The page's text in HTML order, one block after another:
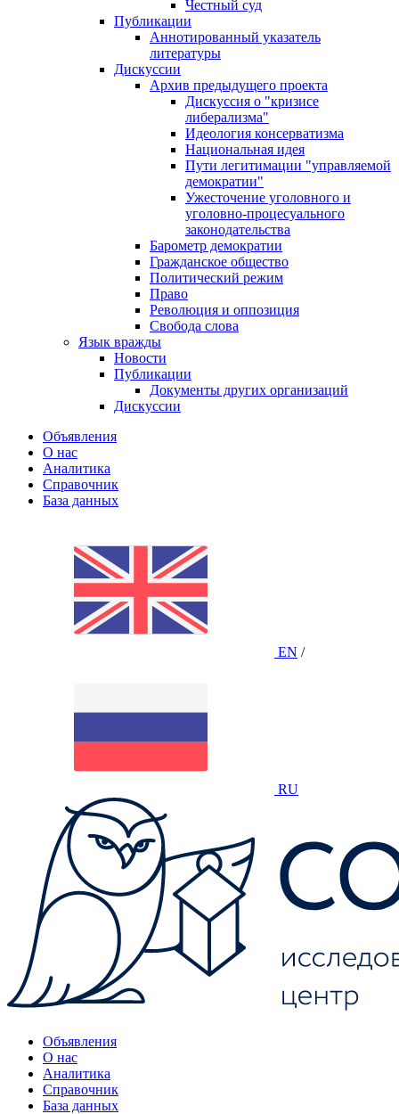
Честный суд
Публикации
Аннотированный указатель
литературы
Дискуссии
Архив предыдущего проекта
Дискуссия о "кризисе
либерализма"
Идеология консерватизма
Национальная идея
Пути легитимации "управляемой
демократии"
Ужесточение уголовного и
уголовно-процесуального
законодательства
Барометр демократии
Гражданское общество
Политический режим
Право
Революция и оппозиция
Свобода слова
Язык вражды
Новости
Публикации
Документы других организаций
Дискуссии
Объявления
О нас
Аналитика
Справочник
База данных
EN /
RU
Объявления
О нас
Аналитика
Справочник
База данных